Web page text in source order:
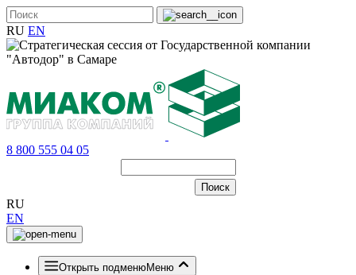
RU EN
8 800 555 04 05
RU
EN
Открыть подменюМеню